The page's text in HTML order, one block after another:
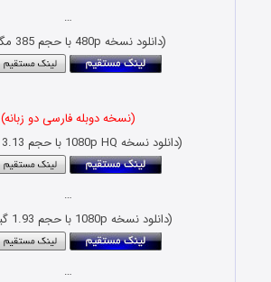
…
(دانلود نسخه 480p با حجم 385 مگابایت)
(نسخه دوبله فارسی دو زبانه)
(دانلود نسخه 1080p HQ با حجم 3.13 گیگابایت)
…
(دانلود نسخه 1080p با حجم 1.93 گیگابایت)
…